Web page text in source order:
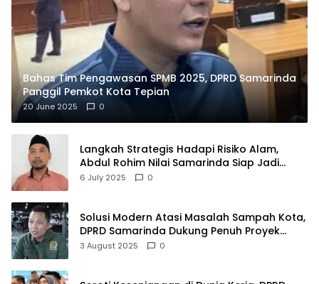
Bahas Tim Pengawasan SPMB 2025, DPRD Samarinda
Panggil Pemkot Kota Tepian
20 June 2025 0
Langkah Strategis Hadapi Risiko Alam,
Abdul Rohim Nilai Samarinda Siap Jadi
Pusat Logistik Bencana Kalimantan
6 July 2025 0
Solusi Modern Atasi Masalah Sampah Kota,
DPRD Samarinda Dukung Penuh Proyek
PLTSA
3 August 2025 0